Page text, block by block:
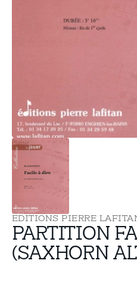
EDITIONS PIERRE
PARTITION
(SAXHORN